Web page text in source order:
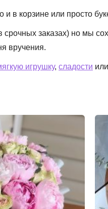
в корзине или просто
срочных заказах) но мы
вручения.
игрушку, сладости или